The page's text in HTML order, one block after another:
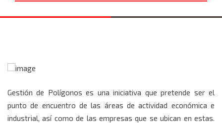
Gestión de Polígonos es una iniciativa que pretende ser el
punto de encuentro de las áreas de actividad económica e
industrial, así como de las empresas que se ubican en estas.